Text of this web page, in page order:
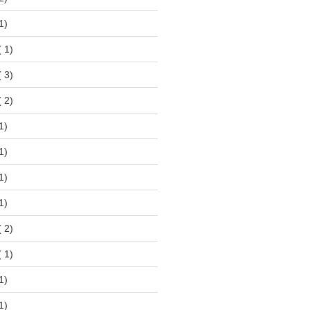
1)
3)
2)
2)
1)